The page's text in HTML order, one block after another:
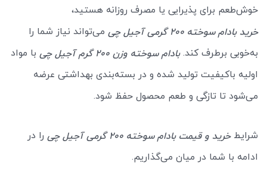
خوش‌طعم برای پذیرایی یا مصرف روزانه هستید،
خرید بادام سوخته 200 گرمی آجیل چی
می‌تواند نیاز شما را
به‌خوبی برطرف کند.بادام سوخته وزن 200 گرم آجیل چی
با مواد
اولیه باکیفیت تولید شده و در بسته‌بندی بهداشتی عرضه
می‌شود تا تازگی و طعم محصول حفظ شود.
شرایطخرید و قیمت بادام سوخته 200 گرمی آجیل چی
را در
ادامه با شما در میان می‌گذاریم.